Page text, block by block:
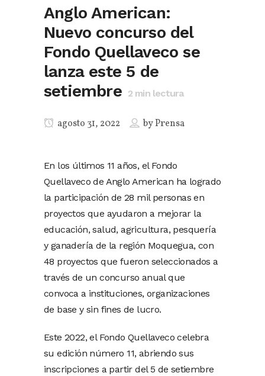
Anglo American:
Nuevo concurso del
Fondo Quellaveco se
lanza este 5 de
setiembre 2 min lectura
agosto 31, 2022 byPrensa
En los últimos 11 años, el Fondo
Quellaveco de Anglo American ha logrado
la participación de 28 mil personas en
proyectos que ayudaron a mejorar la
educación, salud, agricultura, pesquería
y ganadería de la región Moquegua, con
48 proyectos que fueron seleccionados a
través de un concurso anual que
convoca a instituciones, organizaciones
de base y sin fines de lucro.
Este 2022, el Fondo Quellaveco celebra
su edición número 11, abriendo sus
inscripciones a partir del 5 de setiembre